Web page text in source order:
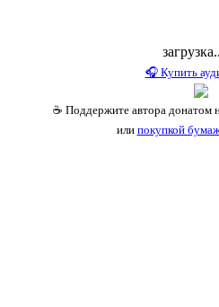
🎧 Купить
☕ Поддержите автора донатом
или покупкой